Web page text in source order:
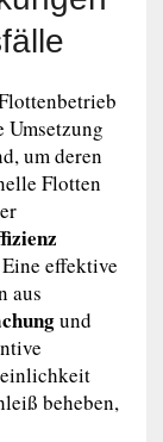
Umsetzung
um deren
Flotten
effektive
aus
und
beheben,